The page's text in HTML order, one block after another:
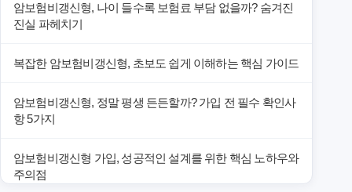
암보험비갱신형, 나이 들수록 보험료 부담 없을까? 숨겨진
진실 파헤치기
복잡한 암보험비갱신형, 초보도 쉽게 이해하는 핵심 가이드
암보험비갱신형, 정말 평생 든든할까? 가입 전 필수 확인사
항 5가지
암보험비갱신형 가입, 성공적인 설계를 위한 핵심 노하우와
주의점